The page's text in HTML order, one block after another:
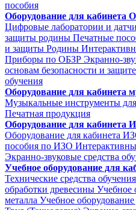
пособия
Оборудование для кабинета
Цифровые лаборатории и
защиты родины Печатные
и защиты Родины
Приборы по ОБЗР Экранно-
основам безопасности и
обучения
Оборудование для кабинета
Музыкальные инструменты
Печатная продукция
Оборудование для кабинета
Оборудование для кабинета
пособия по ИЗО
Экранно-звуковые средства
Учебное оборудование для
Технические средства обучения
обработки древесины Учебное
металла Учебное